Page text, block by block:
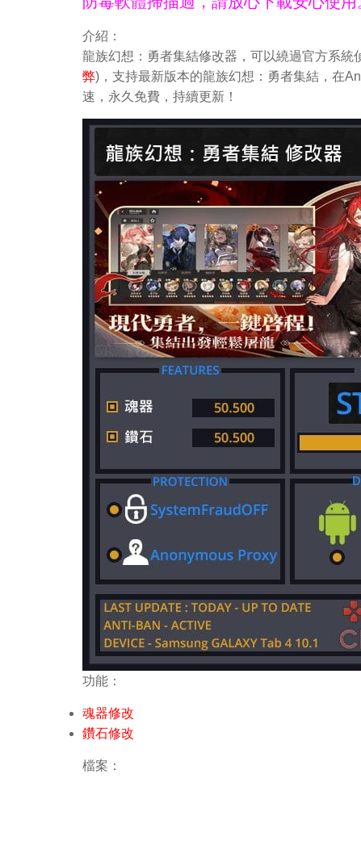
介紹：
龍族幻想：勇者集結修改器，可以繞過官方系統
弊)，支持最新版本的龍族幻想：勇者集結，在
速，永久免費，持續更新！
功能：
魂器修改
鑽石修改
檔案：